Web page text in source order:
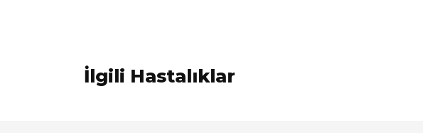
İlgili Hastalıklar